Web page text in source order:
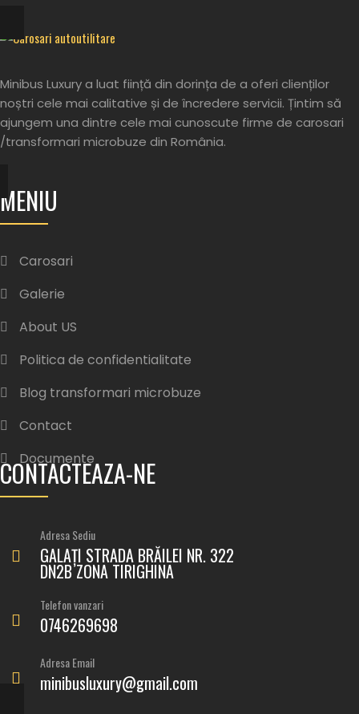
Minibus Luxury a luat ființă din dorința de a oferi clienților
noștri cele mai calitative și de încredere servicii. Țintim să
ajungem una dintre cele mai cunoscute firme de carosari
/transformari microbuze din România.
MENIU
Carosari
Galerie
About US
Politica de confidentialitate
Blog transformari microbuze
Contact
Documente
CONTACTEAZA-NE
Adresa Sediu
GALAȚI STRADA BRĂILEI NR. 322
DN2B ZONA TIRIGHINA
Telefon vanzari
0746269698
Adresa Email
minibusluxury@gmail.com